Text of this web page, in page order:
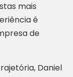
mais
é
de
Daniel